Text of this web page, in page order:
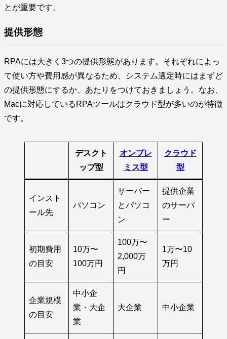
とが重要です。
提供形態
RPAには大きく3つの提供形態があります。それぞれによっ
て使い方や費用感が異なるため、システム選定時にはまずど
の提供形態にするか、あたりをつけておきましょう。なお、
Macに対応しているRPAツールはクラウド型が多いのが特徴
です。
デスクト
ップ型
オンプレ
ミス型
クラウド
型
インスト
ール先
パソコン
サーバー
とパソコ
ン
提供企業
のサーバ
ー
初期費用
の目安
10万〜
100万円
100万〜
2,000万
円
1万〜10
万円
企業規模
の目安
中小企
業・大企
業
大企業 中小企業